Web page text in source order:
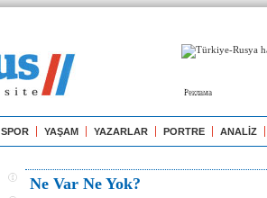
Реклама
SPOR YAŞAM YAZARLAR PORTRE ANALİZ
Ne Var Ne Yok?